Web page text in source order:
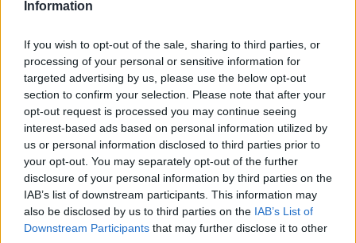
Information
If you wish to opt-out of the sale, sharing to third parties, or
processing of your personal or sensitive information for
targeted advertising by us, please use the below opt-out
section to confirm your selection. Please note that after your
opt-out request is processed you may continue seeing
interest-based ads based on personal information utilized by
us or personal information disclosed to third parties prior to
your opt-out. You may separately opt-out of the further
disclosure of your personal information by third parties on the
IAB’s list of downstream participants. This information may
also be disclosed by us to third parties on the IAB’s List of
Downstream Participants that may further disclose it to other
παιδιά φώναζαν για βοήθεια
ΠΡΙΝ 8 ΏΡΕΣ
Η νεκροψία-νεκροτομή στη σορό της
42χρονης έδειξε πνιγμό εντός ύδατος ως
αιτία θανάτου - το 3χρονο παιδί της
αναμένεται να παραλάβει σήμερα η
21χρονη αδερφή του, που ταξίδεψε από
την Ολλανδία
Προφυλακίστηκαν ο δήμαρχος
Στυλίδας και δύο ακόμη
κατηγορούμενοι για την
πυρκαγιά στη Βοιωτία
ΠΡΙΝ 8 ΏΡΕΣ